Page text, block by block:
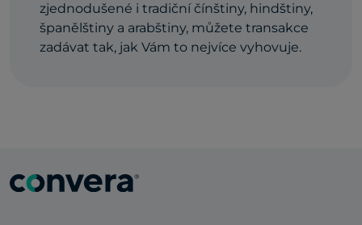
zjednodušené i tradiční čínštiny, hindštiny,
španělštiny a arabštiny, můžete transakce
zadávat tak, jak Vám to nejvíce vyhovuje.